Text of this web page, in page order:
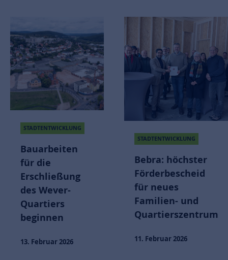
Bebra: höchster
Förderbescheid
für neues
Familien- und
Quartierszentrum
11. Februar 2026
MODERNISIEREN
NACHHALTIGKEIT
VERANTWORTUNG
POLISVISION
Am Puls der
Branche